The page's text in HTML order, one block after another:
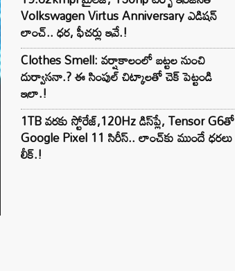
Volkswagen Virtus Anniversary ఎడిషన్
లాంచ్.. ధర, ఫీచర్లు ఇవే.!
Clothes Smell: వర్షాకాలంలో బట్టల నుంచి
దుర్వాసనా.? ఈ సింపుల్ చిట్కాలతో చెక్ పెట్టండి
ఇలా.!
1TB వరకు స్టోరేజ్,120Hz డిస్‌ప్లే, Tensor G6తో
Google Pixel 11 సిరీస్.. లాంచ్⁭కు ముందే ధరలు
లీక్.!